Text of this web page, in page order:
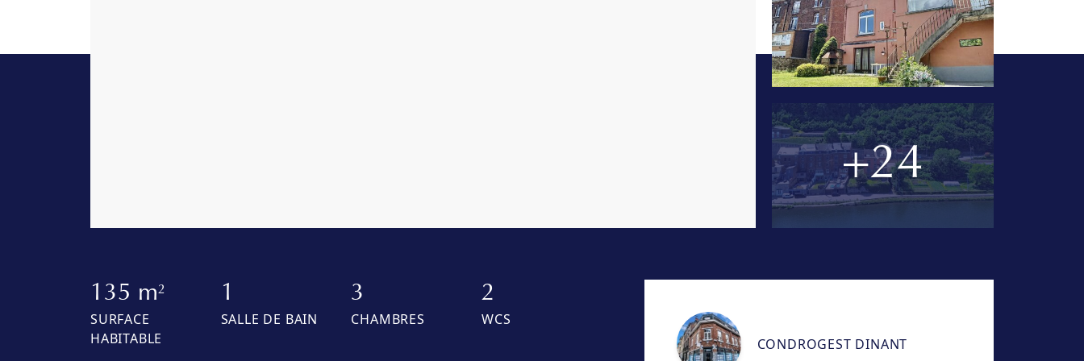
+24
135 m2
SURFACE
HABITABLE
1
SALLE DE BAIN
3
CHAMBRES
2
WCS
CONDROGEST DINANT